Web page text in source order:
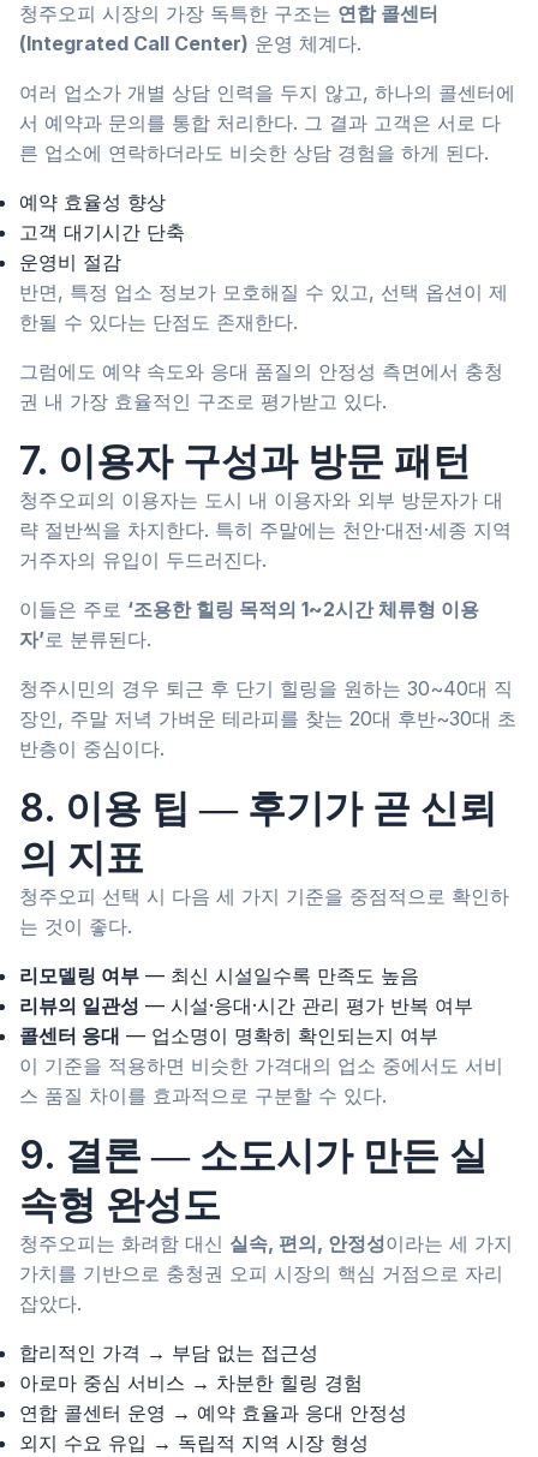
청주오피 시장의 가장 독특한 구조는 연합 콜센터
(Integrated Call Center) 운영 체계다.
여러 업소가 개별 상담 인력을 두지 않고, 하나의 콜센터에
서 예약과 문의를 통합 처리한다. 그 결과 고객은 서로 다
른 업소에 연락하더라도 비슷한 상담 경험을 하게 된다.
예약 효율성 향상
고객 대기시간 단축
운영비 절감
반면, 특정 업소 정보가 모호해질 수 있고, 선택 옵션이 제
한될 수 있다는 단점도 존재한다.
그럼에도 예약 속도와 응대 품질의 안정성 측면에서 충청
권 내 가장 효율적인 구조로 평가받고 있다.
7. 이용자 구성과 방문 패턴
청주오피의 이용자는 도시 내 이용자와 외부 방문자가 대
략 절반씩을 차지한다. 특히 주말에는 천안·대전·세종 지역
거주자의 유입이 두드러진다.
이들은 주로 ‘조용한 힐링 목적의 1~2시간 체류형 이용
자’로 분류된다.
청주시민의 경우 퇴근 후 단기 힐링을 원하는 30~40대 직
장인, 주말 저녁 가벼운 테라피를 찾는 20대 후반~30대 초
반층이 중심이다.
8. 이용 팁 ― 후기가 곧 신뢰
의 지표
청주오피 선택 시 다음 세 가지 기준을 중점적으로 확인하
는 것이 좋다.
리모델링 여부 — 최신 시설일수록 만족도 높음
리뷰의 일관성 — 시설·응대·시간 관리 평가 반복 여부
콜센터 응대 — 업소명이 명확히 확인되는지 여부
이 기준을 적용하면 비슷한 가격대의 업소 중에서도 서비
스 품질 차이를 효과적으로 구분할 수 있다.
9. 결론 ― 소도시가 만든 실
속형 완성도
청주오피는 화려함 대신 실속, 편의, 안정성이라는 세 가지
가치를 기반으로 충청권 오피 시장의 핵심 거점으로 자리
잡았다.
합리적인 가격 → 부담 없는 접근성
아로마 중심 서비스 → 차분한 힐링 경험
연합 콜센터 운영 → 예약 효율과 응대 안정성
외지 수요 유입 → 독립적 지역 시장 형성